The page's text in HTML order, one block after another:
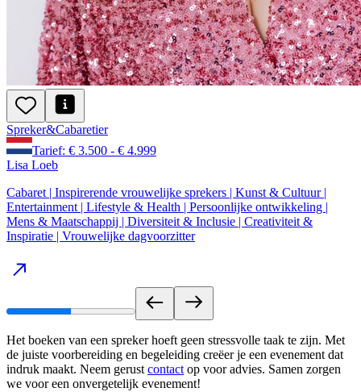
Spreker&Cabaretier
Tarief: € 3.500 - € 4.999
Lisa Loeb
Cabaret | Inspirerende vrouwelijke sprekers | Kunst & Cultuur |
Entertainment | Lifestyle & Health | Persoonlijke ontwikkeling |
Mens & Maatschappij | Diversiteit & Inclusie | Creativiteit &
Inspiratie | Vrouwelijke dagvoorzitter
Het boeken van een spreker hoeft geen stressvolle taak te zijn. Met
de juiste voorbereiding en begeleiding creëer je een evenement dat
indruk maakt. Neem gerust contact op voor advies. Samen zorgen
we voor een onvergetelijk evenement!